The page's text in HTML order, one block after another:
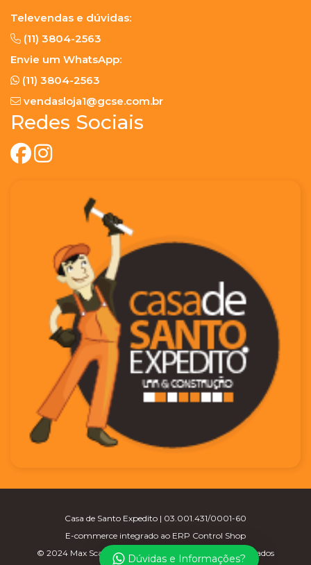
Dúvidas e Informações?
Televendas e dúvidas:
(11) 3804-2563
Envie um WhatsApp:
(11) 3804-2563
vendasloja1@gcse.com.br
Redes Sociais
Casa de Santo Expedito | 03.001.431/0001-60
E-commerce integrado ao ERP Control Shop
© 2024 Max Scalla Informática | Todos os direitos reservados